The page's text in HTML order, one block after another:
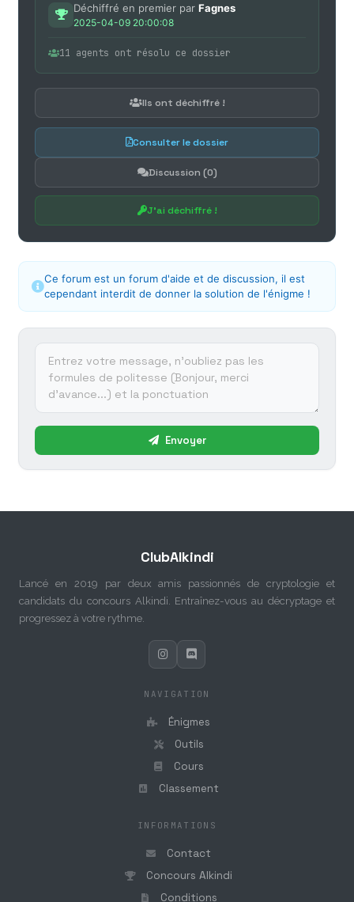
Déchiffré en premier par Fagnes
2025-04-09 20:00:08
11 agents ont résolu ce dossier
Ils ont déchiffré !
Consulter le dossier
Discussion (0)
J'ai déchiffré !
Ce forum est un forum d'aide et de discussion, il est
cependant interdit de donner la solution de l'énigme !
Envoyer
ClubAlkindi
Lancé en 2019 par deux amis passionnés de cryptologie et
candidats du concours Alkindi. Entraînez-vous au décryptage et
progressez à votre rythme.
NAVIGATION
Énigmes
Outils
Cours
Classement
INFORMATIONS
Contact
Concours Alkindi
Conditions